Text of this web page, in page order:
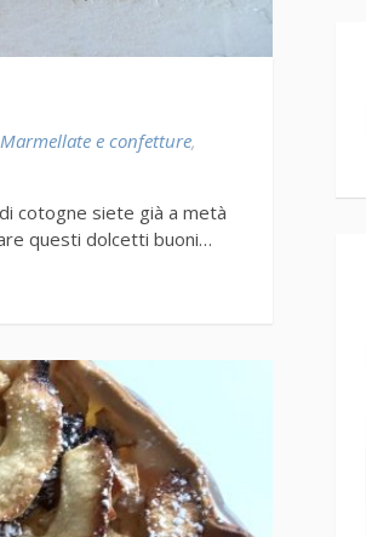
Marmellate e confetture,
cotogne siete già a metà
questi dolcetti buoni…